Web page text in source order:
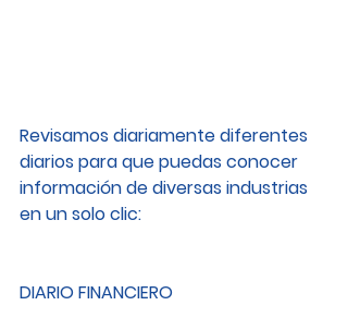
Revisamos diariamente diferentes
diarios para que puedas conocer
información de diversas industrias
en un solo clic:
DIARIO FINANCIERO